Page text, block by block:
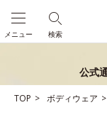
検索
メニュー
公式
TOP ボディウェア